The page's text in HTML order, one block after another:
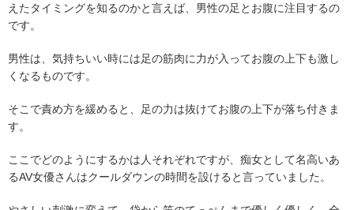
えたタイミングを知るのかと言えば、男性の足とお腹に注目するの
です。
男性は、気持ちいい時には足の筋肉に力が入ってお腹の上下も激し
くなるものです。
そこで責め方を緩めると、足の力は抜けてお腹の上下が落ち付きま
す。
ここでどのようにするかは人それぞれですが、痴女として名高いあ
るAV女優さんはクールダウンの時間を設けると言っていました。